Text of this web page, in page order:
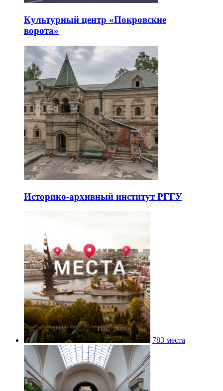
Культурный центр «Покровские
ворота»
Историко-архивный институт РГГУ
783 места